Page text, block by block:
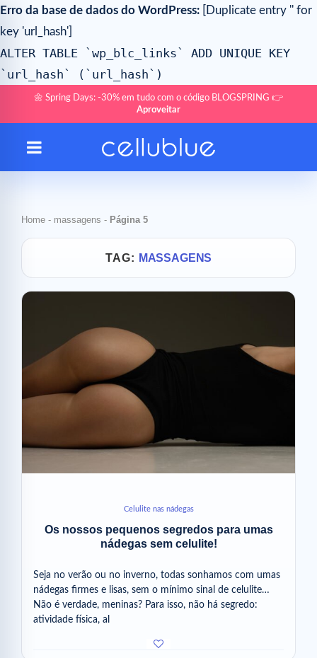
Erro da base de dados do WordPress: [Duplicate entry '' for
key 'url_hash']
ALTER TABLE `wp_blc_links` ADD UNIQUE KEY
`url_hash` (`url_hash`)
🌼 Spring Days: -30% em tudo com o código BLOGSPRING 👉
Aproveitar
Home - massagens - Página 5
TAG: MASSAGENS
Celulite nas nádegas
Os nossos pequenos segredos para umas
nádegas sem celulite!
Seja no verão ou no inverno, todas sonhamos com umas
nádegas firmes e lisas, sem o mínimo sinal de celulite…
Não é verdade, meninas? Para isso, não há segredo:
atividade física, al